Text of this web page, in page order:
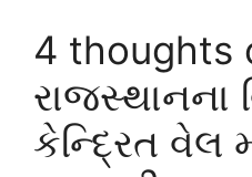
4 thoughts
રાજસ્થાનના
કેન્દ્રિત વેલ